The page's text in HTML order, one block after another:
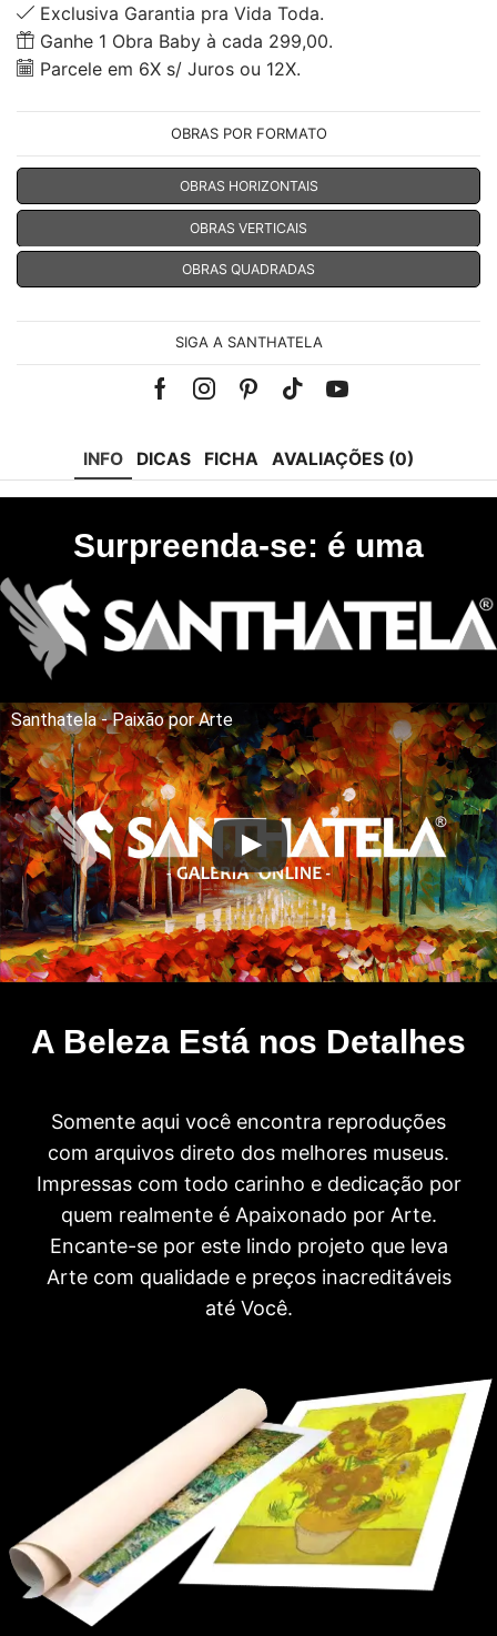
Exclusiva Garantia pra Vida Toda.
Ganhe 1 Obra Baby à cada 299,00.
Parcele em 6X s/ Juros ou 12X.
OBRAS POR FORMATO
OBRAS HORIZONTAIS
OBRAS VERTICAIS
OBRAS QUADRADAS
SIGA A SANTHATELA
Facebook
Instagram
Pinterest
Tik-Youtube
INFO DICAS FICHA AVALIAÇÕES (0)
Surpreenda-se: é uma
Santhatela - Paixão por Arte
A Beleza Está nos Detalhes
Somente aqui você encontra reproduções
com arquivos direto dos melhores museus.
Impressas com todo carinho e dedicação por
quem realmente é Apaixonado por Arte.
Encante-se por este lindo projeto que leva
Arte com qualidade e preços inacreditáveis
até Você.